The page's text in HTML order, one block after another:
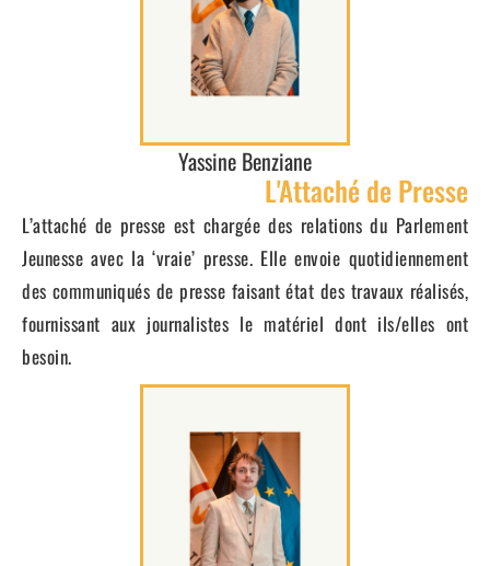
Yassine Benziane
L'Attaché de Presse
L’attaché de presse est chargée des relations du Parlement
Jeunesse avec la ‘vraie’ presse. Elle envoie quotidiennement
des communiqués de presse faisant état des travaux réalisés,
fournissant aux journalistes le matériel dont ils/elles ont
besoin.